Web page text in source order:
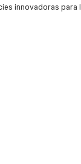
innovadoras